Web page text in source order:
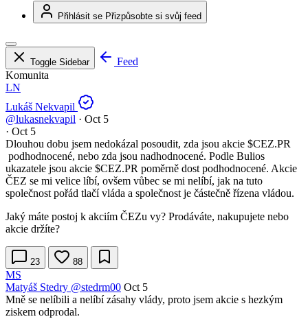
Přihlásit se Přizpůsobte si svůj feed
Toggle Sidebar
Feed
Komunita
LN
Lukáš Nekvapil
@lukasnekvapil · Oct 5
· Oct 5
Dlouhou dobu jsem nedokázal posoudit, zda jsou akcie $CEZ.PR
podhodnocené, nebo zda jsou nadhodnocené. Podle Bulios
ukazatele jsou akcie $CEZ.PR poměrně dost podhodnocené. Akcie
ČEZ se mi velice líbí, ovšem vůbec se mi nelíbí, jak na tuto
společnost pořád tlačí vláda a společnost je částečně řízena vládou.
Jaký máte postoj k akciím ČEZu vy? Prodáváte, nakupujete nebo
akcie držíte?
23 88
MS
Matyáš Stedry @stedrm00 Oct 5
Mně se nelíbili a nelíbí zásahy vlády, proto jsem akcie s hezkým
ziskem odprodal.